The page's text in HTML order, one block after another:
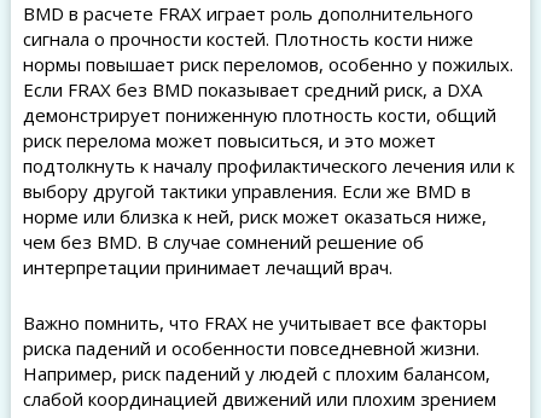
BMD в расчете FRAX играет роль дополнительного
сигнала о прочности костей. Плотность кости ниже
нормы повышает риск переломов, особенно у пожилых.
Если FRAX без BMD показывает средний риск, а DXA
демонстрирует пониженную плотность кости, общий
риск перелома может повыситься, и это может
подтолкнуть к началу профилактического лечения или к
выбору другой тактики управления. Если же BMD в
норме или близка к ней, риск может оказаться ниже,
чем без BMD. В случае сомнений решение об
интерпретации принимает лечащий врач.
Важно помнить, что FRAX не учитывает все факторы
риска падений и особенности повседневной жизни.
Например, риск падений у людей с плохим балансом,
слабой координацией движений или плохим зрением